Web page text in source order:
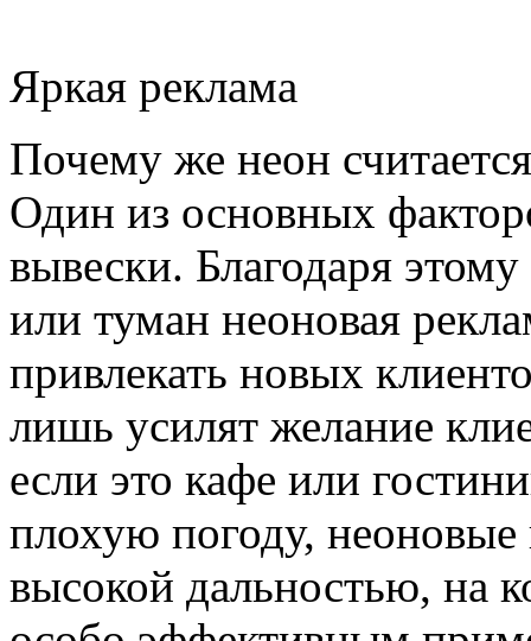
Яркая реклама
Почему же неон
Один из основных
вывески. Благодаря
или туман неоновая
привлекать новых
лишь усилят желание
если это кафе или
плохую погоду, неоновые
высокой дальностью, на